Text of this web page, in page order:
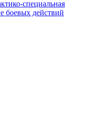
специальная
боевых действий